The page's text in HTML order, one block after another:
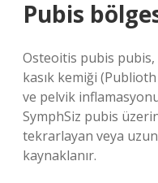
Pubis
Osteoitis pubis pubis,
kasık kemiği
ve pelvik
SymphSiz pubis
tekrarlayan veya
kaynaklanır.